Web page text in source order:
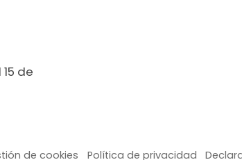
de
de cookies Política de privacidad